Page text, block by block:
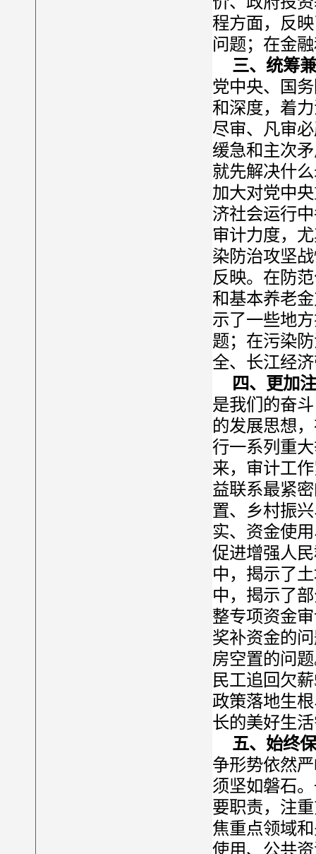
程方面，反
问题；在金
三、统筹
党中央、国
和深度，着
尽审、凡审
缓急和主次
就先解决什
加大对党中
济社会运行
审计力度，
染防治攻坚
反映。在防
和基本养老
示了一些地
题；在污染
全、长江经
四、更加
是我们的奋
的发展思想
行一系列重
来，审计工
益联系最紧
置、乡村振
实、资金使
促进增强人
中，揭示了
中，揭示了
整专项资金
奖补资金的
房空置的问
民工追回欠
政策落地生
长的美好生
五、始终
争形势依然
须坚如磐石
要职责，注
焦重点领域
使用、公共